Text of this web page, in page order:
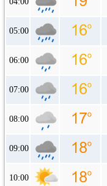
05:00
06:00
07:00
08:00
09:00
10:00